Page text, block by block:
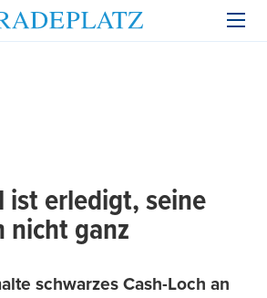
ist erledigt, seine
nicht ganz
schwarzes Cash-Loch an